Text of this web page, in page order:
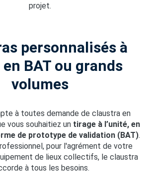
projet.
personnalisés à
en BAT ou grands
volumes
à toutes demande de claustra en
vous souhaitiez un tirage à l’unité, en
de prototype de validation (BAT).
pour l'agrément de votre
de lieux collectifs, le claustra
à tous les besoins.